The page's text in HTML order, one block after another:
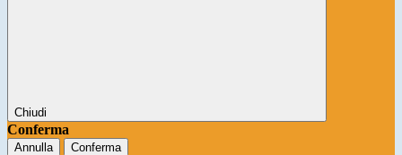
Chiudi
Conferma
Annulla Conferma